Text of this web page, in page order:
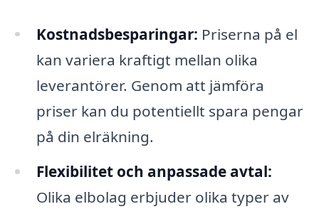
Kostnadsbesparingar: Priserna på el
kan variera kraftigt mellan olika
leverantörer. Genom att jämföra
priser kan du potentiellt spara pengar
på din elräkning.
Flexibilitet och anpassade avtal:
Olika elbolag erbjuder olika typer av